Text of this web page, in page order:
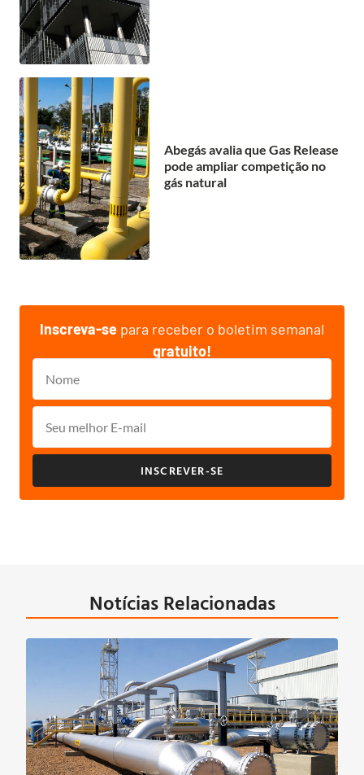
Abegás avalia que Gas Release
pode ampliar competição no
gás natural
Inscreva-se para receber o boletim semanal
gratuito!
INSCREVER-SE
Notícias Relacionadas